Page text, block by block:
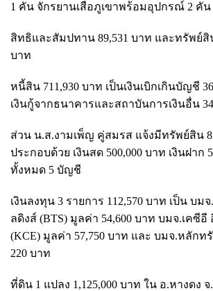
1 คัน จักรยานเสือภูเขาพร้อมอุปกรณ์ 2 คัน
สิทธิและสัมปทาน 89,531 บาท และทรัพย์สิ
บาท
หนี้สิน 711,930 บาท เป็นเงินเบิกเกินบัญชี
เงินกู้จากธนาคารและสถาบันการเงินอื่น
ส่วน น.ส.งามเพ็ญ คู่สมรส แจ้งมีทรัพย์สิน
ประกอบด้วย เงินสด 500,000 บาท เงินฝาก
ทั้งหมด 5 บัญชี
เงินลงทุน 3 รายการ 112,570 บาท เป็น บม
ลดิงส์ (BTS) มูลค่า 54,600 บาท บมจ.เคซี
(KCE) มูลค่า 57,750 บาท และ บมจ.หลักท
220 บาท
ที่ดิน 1 แปลง 1,125,000 บาท ใน อ.หางดง จ